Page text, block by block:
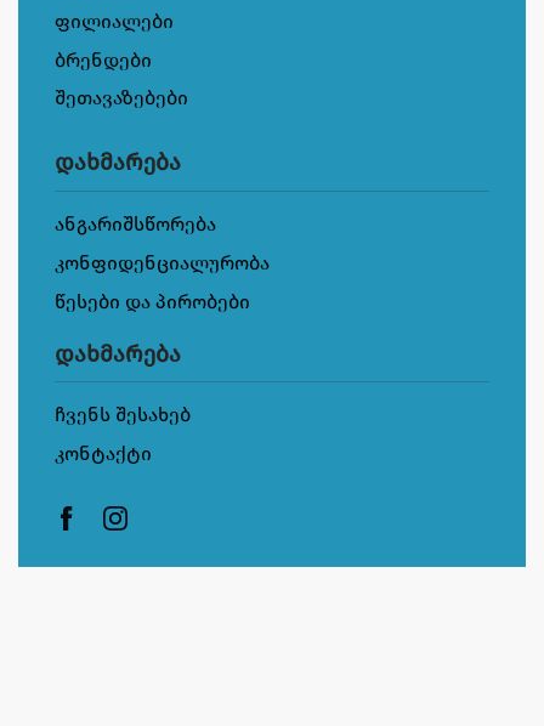
ფილიალები
ბრენდები
შეთავაზებები
დახმარება
ანგარიშსწორება
კონფიდენციალურობა
წესები და პირობები
დახმარება
ჩვენს შესახებ
კონტაქტი